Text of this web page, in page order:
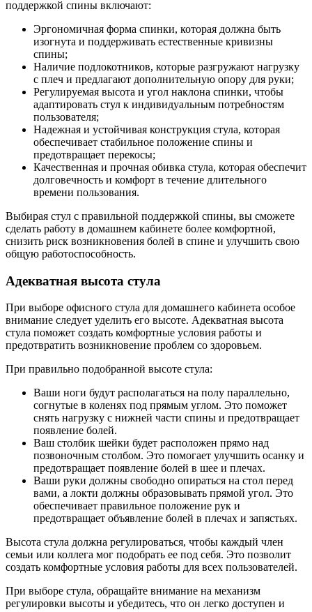
поддержкой спины включают:
Эргономичная форма спинки, которая должна быть
изогнута и поддерживать естественные кривизны
спины;
Наличие подлокотников, которые разгружают нагрузку
с плеч и предлагают дополнительную опору для руки;
Регулируемая высота и угол наклона спинки, чтобы
адаптировать стул к индивидуальным потребностям
пользователя;
Надежная и устойчивая конструкция стула, которая
обеспечивает стабильное положение спины и
предотвращает перекосы;
Качественная и прочная обивка стула, которая обеспечит
долговечность и комфорт в течение длительного
времени пользования.
Выбирая стул с правильной поддержкой спины, вы сможете
сделать работу в домашнем кабинете более комфортной,
снизить риск возникновения болей в спине и улучшить свою
общую работоспособность.
Адекватная высота стула
При выборе офисного стула для домашнего кабинета особое
внимание следует уделить его высоте. Адекватная высота
стула поможет создать комфортные условия работы и
предотвратить возникновение проблем со здоровьем.
При правильно подобранной высоте стула:
Ваши ноги будут располагаться на полу параллельно,
согнутые в коленях под прямым углом. Это поможет
снять нагрузку с нижней части спины и предотвращает
появление болей.
Ваш столбик шейки будет расположен прямо над
позвоночным столбом. Это помогает улучшить осанку и
предотвращает появление болей в шее и плечах.
Ваши руки должны свободно опираться на стол перед
вами, а локти должны образовывать прямой угол. Это
обеспечивает правильное положение рук и
предотвращает объявление болей в плечах и запястьях.
Высота стула должна регулироваться, чтобы каждый член
семьи или коллега мог подобрать ее под себя. Это позволит
создать комфортные условия работы для всех пользователей.
При выборе стула, обращайте внимание на механизм
регулировки высоты и убедитесь, что он легко доступен и